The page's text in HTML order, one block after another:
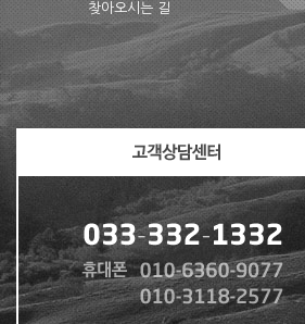
찾아오시는 길